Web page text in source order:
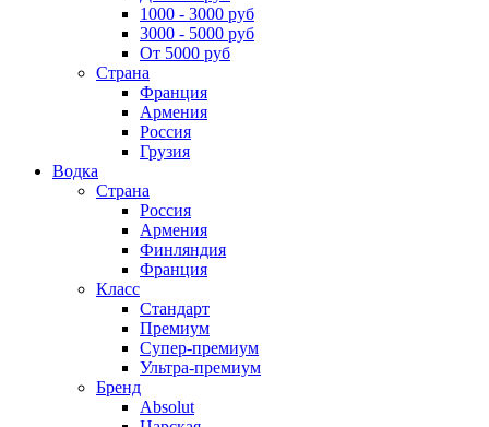
1000 - 3000 руб
3000 - 5000 руб
От 5000 руб
Страна
Франция
Армения
Россия
Грузия
Водка
Страна
Россия
Армения
Финляндия
Франция
Класс
Стандарт
Премиум
Супер-премиум
Ультра-премиум
Бренд
Absolut